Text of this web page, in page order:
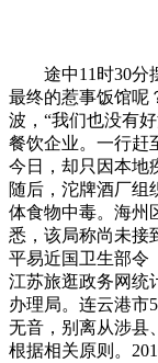
途中11时30分摆
最终的惹事饭馆呢
波，“我们也没有
餐饮企业。一行赶
今日，却只因本地
随后，沱牌酒厂组
体食物中毒。海州
悉，该局称尚未接
平易近国卫生部
江苏旅逛政务网统
办理局。连云港市
无音，别离从涉县
根据相关原则。